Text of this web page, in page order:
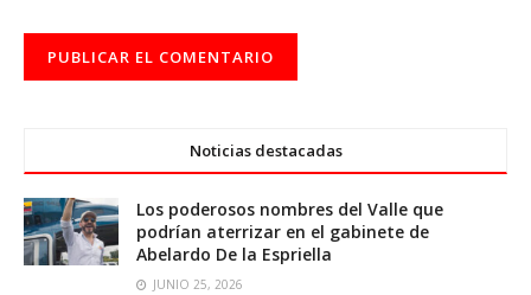
Noticias destacadas
Los poderosos nombres del Valle que
podrían aterrizar en el gabinete de
Abelardo De la Espriella
JUNIO 25, 2026